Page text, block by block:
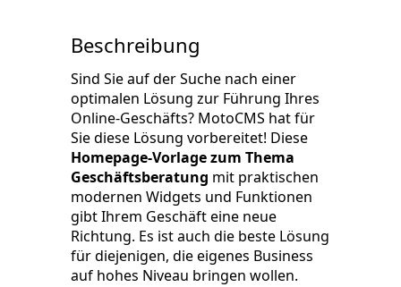
Beschreibung
Sind Sie auf der Suche nach einer
optimalen Lösung zur Führung Ihres
Online-Geschäfts? MotoCMS hat für
Sie diese Lösung vorbereitet! Diese
Homepage-Vorlage zum Thema
Geschäftsberatung mit praktischen
modernen Widgets und Funktionen
gibt Ihrem Geschäft eine neue
Richtung. Es ist auch die beste Lösung
für diejenigen, die eigenes Business
auf hohes Niveau bringen wollen.